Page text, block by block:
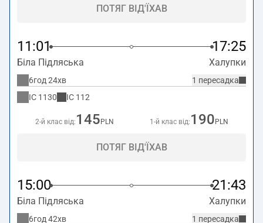
ПОТЯГ ВІД'ЇХАВ
11:01 17:25
Біла Підляська Халупки
1 пересадка
6год 24хв
IC 1130 IC 112
2-й клас від: 145 PLN 1-й клас від: 190 PLN
ПОТЯГ ВІД'ЇХАВ
15:00 21:43
Біла Підляська Халупки
1 пересадка
6год 42хв